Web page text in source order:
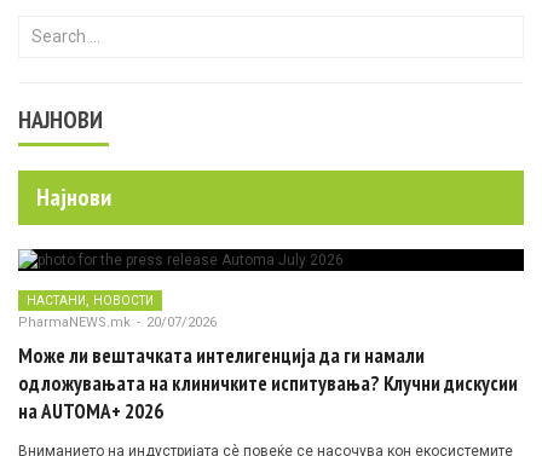
Search for:
НАЈНОВИ
Најнови
НАСТАНИ, НОВОСТИ
PharmaNEWS.mk - 20/07/2026
Може ли вештачката интелигенција да ги намали
одложувањата на клиничките испитувања? Клучни дискусии
на AUTOMA+ 2026
Вниманието на индустријата сè повеќе се насочува кон екосистемите